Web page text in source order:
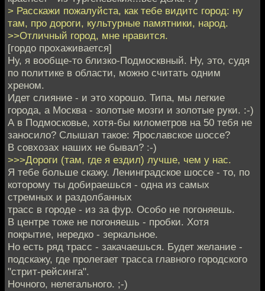
> Расскажи пожалуйста, как тебе видитс город: ну
там, про дороги, культурные памятники, народ.
>>Отличный город, мне нравится.
[гордо прохаживается]
Ну, я вообще-то близко-Подмосквный. Ну, это, судя
по политике в области, можно считать одним
хреном.
Идет слияние - и это хорошо. Типа, мы легкие
города, а Москва - золотые мозги и золотые руки. :-)
А в Подмосковье, хотя-бы километров на 50 тебя не
заносило? Слышал такое: Ярославское шоссе?
В совхозах наших не бывал? :-)
>>>Дороги (там, где я ездил) лучше, чем у нас.
Я тебе больше скажу. Ленинградское шоссе - то, по
которому ты добираешься - одна из самых
стремных и раздолбанных
трасс в городе - из за фур. Особо не погоняешь.
В центре тоже не погоняешь - пробки. Хотя
покрытие, нередко - зеркальное.
Но есть ряд трасс - закачаешься. Будет желание -
подскажу, где пролегает трасса главного городского
"стрит-рейсинга".
Ночного, нелегального. ;-)